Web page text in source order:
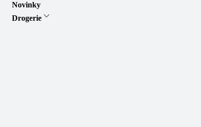
Novinky
Drogerie